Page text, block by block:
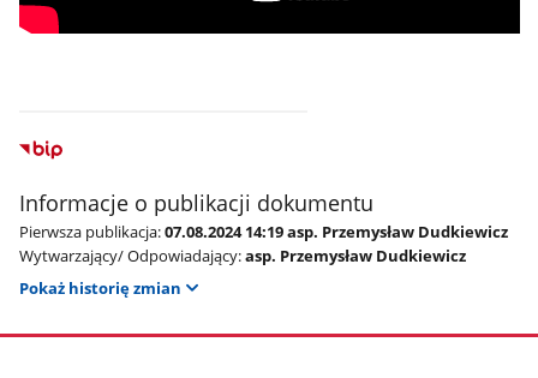
Informacje o publikacji dokumentu
Pierwsza publikacja:07.08.2024 14:19 asp. Przemysław Dudkiewicz
Wytwarzający/ Odpowiadający:asp. Przemysław Dudkiewicz
Pokaż historię zmian